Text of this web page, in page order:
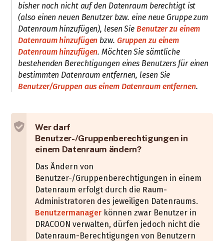
bisher noch nicht auf den Datenraum berechtigt ist
(also einen neuen Benutzer bzw. eine neue Gruppe zum
Datenraum hinzufügen), lesen SieBenutzer zu einem
Datenraum hinzufügen bzw. Gruppen zu einem
Datenraum hinzufügen. Möchten Sie sämtliche
bestehenden Berechtigungen eines Benutzers für einen
bestimmten Datenraum entfernen, lesen Sie
Benutzer/Gruppen aus einem Datenraum entfernen.
Wer darf
Benutzer-/Gruppenberechtigungen in
einem Datenraum ändern?
Das Ändern von
Benutzer-/Gruppenberechtigungen in einem
Datenraum erfolgt durch die Raum-
Administratoren des jeweiligen Datenraums.
Benutzermanager können zwar Benutzer in
DRACOON verwalten, dürfen jedoch nicht die
Datenraum-Berechtigungen von Benutzern